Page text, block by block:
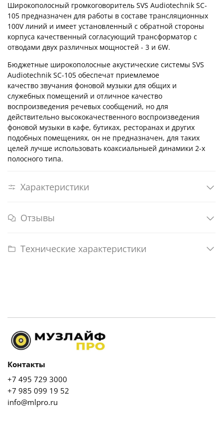
Широкополосный громкоговоритель SVS Audiotechnik SC-
105 предназначен для работы в составе трансляционных
100V линий и имеет установленный с обратной стороны
корпуса качественный согласующий трансформатор с
отводами двух различных мощностей - 3 и 6W.
Бюджетные широкополосные акустические системы SVS
Audiotechnik SC-105 обеспечат приемлемое
качество звучания фоновой музыки для общих и
служебных помещений и отличное качество
воспроизведения речевых сообщений, но для
действительно высококачественного воспроизведения
фоновой музыки в кафе, бутиках, ресторанах и других
подобных помещениях, он не предназначен, для таких
целей лучше использовать коаксиальныей динамики 2-х
полосного типа.
Характеристики
Отзывы
Технические характеристики
Контакты
+7 495 729 3000
+7 985 099 19 52
info@mlpro.ru